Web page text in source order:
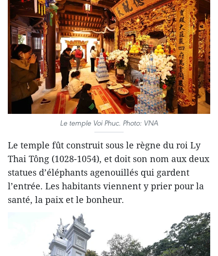
Le temple Voi Phuc. Photo: VNA
Le temple fût construit sous le règne du roi Ly
Thai Tông (1028-1054), et doit son nom aux deux
statues d’éléphants agenouillés qui gardent
l’entrée. Les habitants viennent y prier pour la
santé, la paix et le bonheur.